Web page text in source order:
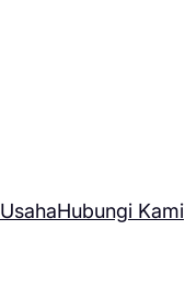
UsahaHubungi Kami